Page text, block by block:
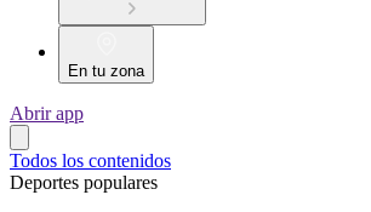
En tu zona
Abrir app
Todos los contenidos
Deportes populares